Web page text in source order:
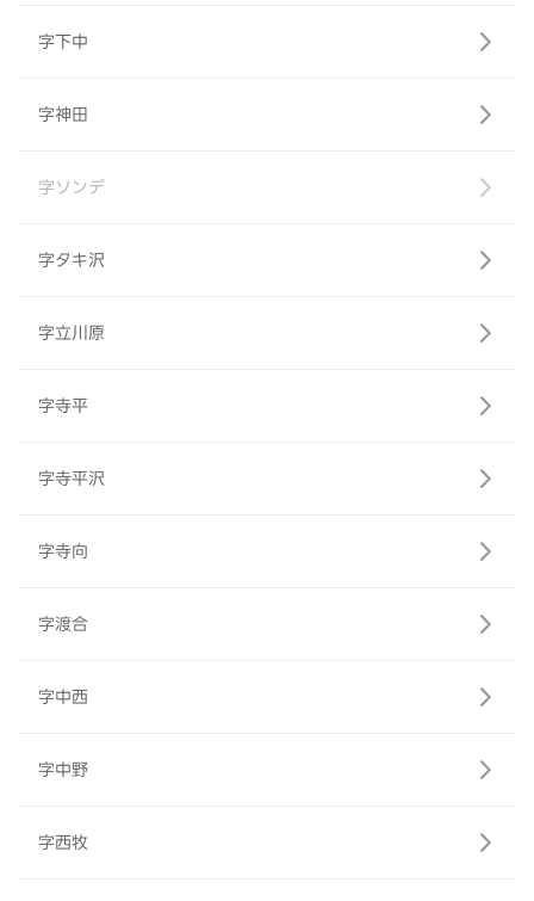
字下中
字神田
字ソンデ
字タキ沢
字立川原
字寺平
字寺平沢
字寺向
字渡合
字中西
字中野
字西牧